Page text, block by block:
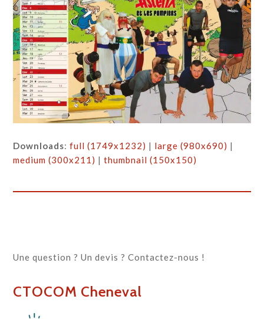
Downloads:full (1749x1232) | large (980x690) |
medium (300x211) |thumbnail (150x150)
Une question ? Un devis ? Contactez-nous !
CTOCOM Cheneval